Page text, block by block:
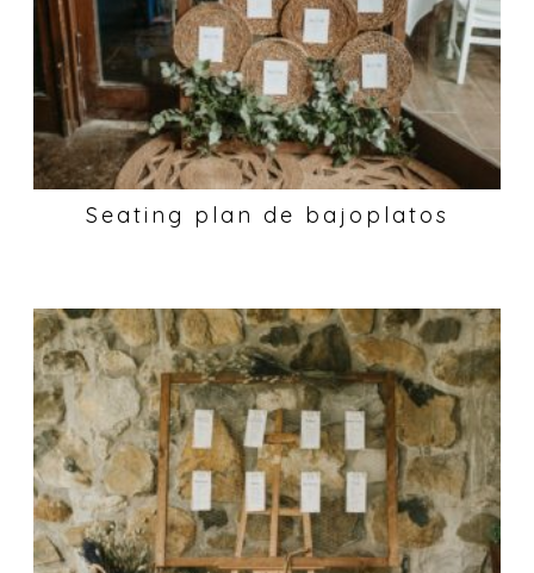
Seating plan de bajoplatos